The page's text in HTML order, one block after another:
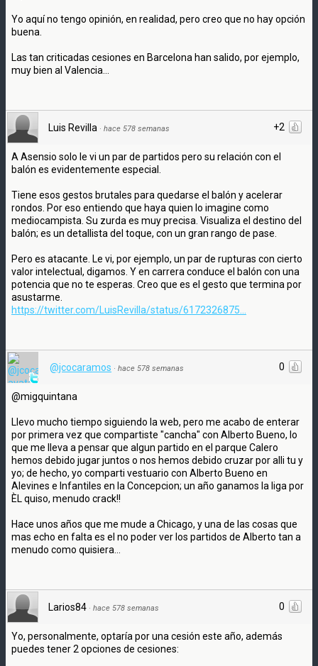
Yo aquí no tengo opinión, en realidad, pero creo que no hay opción
buena.
Las tan criticadas cesiones en Barcelona han salido, por ejemplo,
muy bien al Valencia...
+2
Luis Revilla · hace 578 semanas
A Asensio solo le vi un par de partidos pero su relación con el
balón es evidentemente especial.
Tiene esos gestos brutales para quedarse el balón y acelerar
rondos. Por eso entiendo que haya quien lo imagine como
mediocampista. Su zurda es muy precisa. Visualiza el destino del
balón; es un detallista del toque, con un gran rango de pase.
Pero es atacante. Le vi, por ejemplo, un par de rupturas con cierto
valor intelectual, digamos. Y en carrera conduce el balón con una
potencia que no te esperas. Creo que es el gesto que termina por
asustarme.
https://twitter.com/LuisRevilla/status/6172326875...
0
@jcocaramos · hace 578 semanas
@migquintana
Llevo mucho tiempo siguiendo la web, pero me acabo de enterar
por primera vez que compartiste "cancha" con Alberto Bueno, lo
que me lleva a pensar que algun partido en el parque Calero
hemos debido jugar juntos o nos hemos debido cruzar por alli tu y
yo; de hecho, yo comparti vestuario con Alberto Bueno en
Alevines e Infantiles en la Concepcion; un año ganamos la liga por
ÈL quiso, menudo crack!!
Hace unos años que me mude a Chicago, y una de las cosas que
mas echo en falta es el no poder ver los partidos de Alberto tan a
menudo como quisiera...
0
Larios84 · hace 578 semanas
Yo, personalmente, optaría por una cesión este año, además
puedes tener 2 opciones de cesiones: